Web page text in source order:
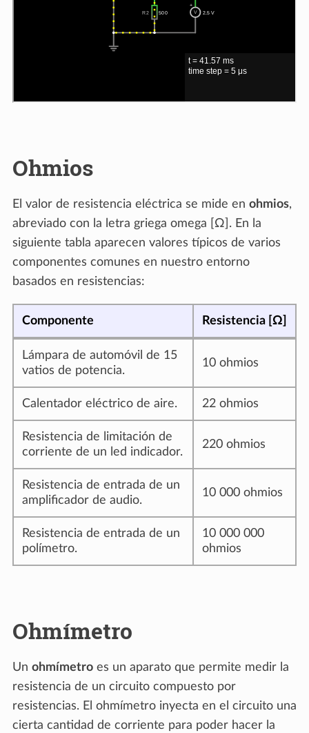
Ohmios
El valor de resistencia eléctrica se mide en ohmios,
abreviado con la letra griega omega [Ω]. En la
siguiente tabla aparecen valores típicos de varios
componentes comunes en nuestro entorno
basados en resistencias:
Componente Resistencia [Ω]
Lámpara de automóvil de 15
vatios de potencia.
10 ohmios
Calentador eléctrico de aire. 22 ohmios
Resistencia de limitación de
corriente de un led indicador.
220 ohmios
Resistencia de entrada de un
amplificador de audio.
10 000 ohmios
Resistencia de entrada de un
polímetro.
10 000 000
ohmios
Ohmímetro
Un ohmímetro es un aparato que permite medir la
resistencia de un circuito compuesto por
resistencias. El ohmímetro inyecta en el circuito una
cierta cantidad de corriente para poder hacer la